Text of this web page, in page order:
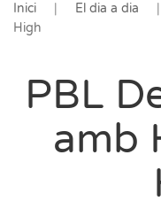
Inici El dia a dia
High
PBL
amb